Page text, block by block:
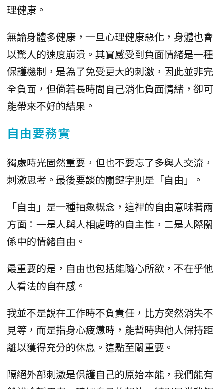
理健康。
無論身體多健康，一旦心理健康惡化，身體也會
以驚人的速度崩潰。其實感受到負面情緒是一種
保護機制，是為了免受更大的刺激，因此並非完
全負面，但倘若長時間自己消化負面情緒，卻可
能帶來不好的結果。
自由要務實
獨處時光固然重要，但也不要忘了多與人交流，
刺激思考。最後要談的關鍵字則是「自由」。
「自由」是一種抽象概念，這裡的自由意味著兩
方面：一是人與人相處時的自主性，二是人際關
係中的情緒自由。
最重要的是，自由也包括能隨心所欲，不在乎他
人看法的自在感。
我並不是說在工作時不負責任，比方突然消失不
見等，而是指身心疲憊時，能暫時與他人保持距
離以獲得充分的休息。這點至關重要。
隔絕外部刺激是保護自己的原始本能，我們能有